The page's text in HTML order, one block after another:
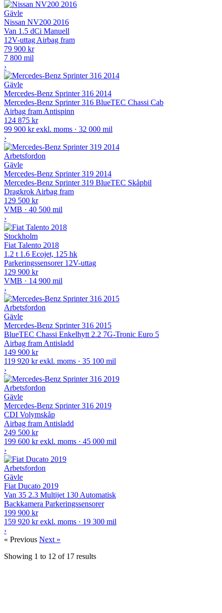
Gävle
Nissan NV200 2016
Van 1.5 dCi Manuell
12V-uttag Airbag fram
79 900 kr
7 800 mil
›
Gävle
Mercedes-Benz Sprinter 316 2014
Mercedes-Benz Sprinter 316 BlueTEC Chassi Cab
Airbag fram Antispinn
124 875 kr
99 900 kr exkl. moms · 32 000 mil
›
Arbetsfordon
Gävle
Mercedes-Benz Sprinter 319 2014
Mercedes-Benz Sprinter 319 BlueTEC Skåpbil
Dragkrok Airbag fram
129 500 kr
VMB · 40 500 mil
›
Stockholm
Fiat Talento 2018
1.2 t 1.6 Ecojet, 125 hk
Parkeringssensorer 12V-uttag
129 900 kr
VMB · 14 900 mil
›
Arbetsfordon
Gävle
Mercedes-Benz Sprinter 316 2015
BlueTEC Chassi Enkelhytt 2.2 7G-Tronic Euro 5
Airbag fram Antisladd
149 900 kr
119 920 kr exkl. moms · 35 100 mil
›
Arbetsfordon
Gävle
Mercedes-Benz Sprinter 316 2019
CDI Volymskåp
Airbag fram Antisladd
249 500 kr
199 600 kr exkl. moms · 45 000 mil
›
Arbetsfordon
Gävle
Fiat Ducato 2019
Van 35 2.3 Multijet 130 Automatisk
Backkamera Parkeringssensorer
199 900 kr
159 920 kr exkl. moms · 19 300 mil
›
« Previous Next »
Showing 1 to 12 of 17 results